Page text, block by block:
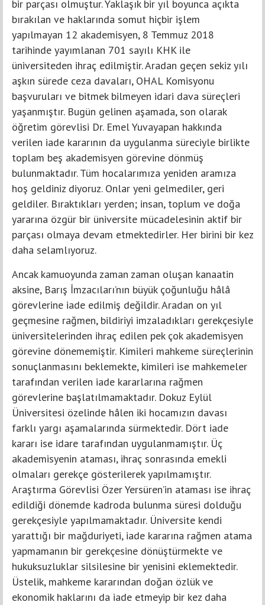
bir parçası olmuştur. Yaklaşık bir yıl boyunca açıkta
bırakılan ve haklarında somut hiçbir işlem
yapılmayan 12 akademisyen, 8 Temmuz 2018
tarihinde yayımlanan 701 sayılı KHK ile
üniversiteden ihraç edilmiştir. Aradan geçen sekiz yılı
aşkın sürede ceza davaları, OHAL Komisyonu
başvuruları ve bitmek bilmeyen idari dava süreçleri
yaşanmıştır. Bugün gelinen aşamada, son olarak
öğretim görevlisi Dr. Emel Yuvayapan hakkında
verilen iade kararının da uygulanma süreciyle birlikte
toplam beş akademisyen görevine dönmüş
bulunmaktadır. Tüm hocalarımıza yeniden aramıza
hoş geldiniz diyoruz. Onlar yeni gelmediler, geri
geldiler. Bıraktıkları yerden; insan, toplum ve doğa
yararına özgür bir üniversite mücadelesinin aktif bir
parçası olmaya devam etmektedirler. Her birini bir kez
daha selamlıyoruz.
Ancak kamuoyunda zaman zaman oluşan kanaatin
aksine, Barış İmzacıları’nın büyük çoğunluğu hâlâ
görevlerine iade edilmiş değildir. Aradan on yıl
geçmesine rağmen, bildiriyi imzaladıkları gerekçesiyle
üniversitelerinden ihraç edilen pek çok akademisyen
görevine dönememiştir. Kimileri mahkeme süreçlerinin
sonuçlanmasını beklemekte, kimileri ise mahkemeler
tarafından verilen iade kararlarına rağmen
görevlerine başlatılmamaktadır. Dokuz Eylül
Üniversitesi özelinde hâlen iki hocamızın davası
farklı yargı aşamalarında sürmektedir. Dört iade
kararı ise idare tarafından uygulanmamıştır. Üç
akademisyenin ataması, ihraç sonrasında emekli
olmaları gerekçe gösterilerek yapılmamıştır.
Araştırma Görevlisi Özer Yersüren’in ataması ise ihraç
edildiği dönemde kadroda bulunma süresi dolduğu
gerekçesiyle yapılmamaktadır. Üniversite kendi
yarattığı bir mağduriyeti, iade kararına rağmen atama
yapmamanın bir gerekçesine dönüştürmekte ve
hukuksuzluklar silsilesine bir yenisini eklemektedir.
Üstelik, mahkeme kararından doğan özlük ve
ekonomik haklarını da iade etmeyip bir kez daha